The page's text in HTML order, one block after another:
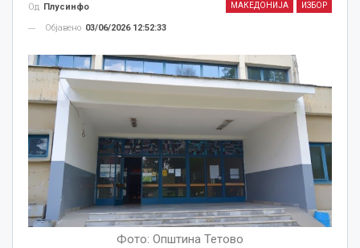
МАКЕДОНИЈА ИЗБОР
Од Плусинфо
Објавено 03/06/2026 12:52:33
Фото: Општина Тетово